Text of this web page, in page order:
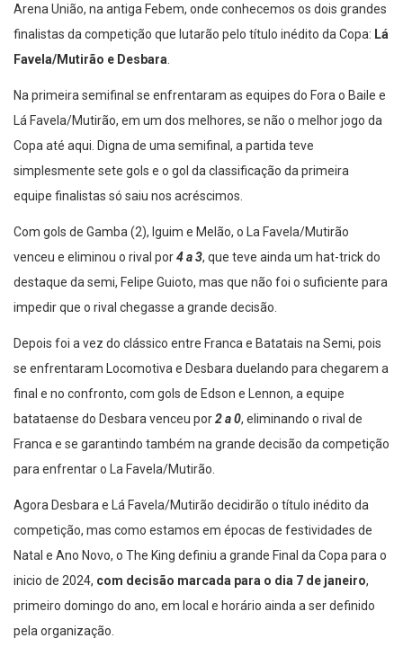
Arena União, na antiga Febem, onde conhecemos os dois grandes
finalistas da competição que lutarão pelo título inédito da Copa: Lá
Favela/Mutirão e Desbara.
Na primeira semifinal se enfrentaram as equipes do Fora o Baile e
Lá Favela/Mutirão, em um dos melhores, se não o melhor jogo da
Copa até aqui. Digna de uma semifinal, a partida teve
simplesmente sete gols e o gol da classificação da primeira
equipe finalistas só saiu nos acréscimos.
Com gols de Gamba (2), Iguim e Melão, o La Favela/Mutirão
venceu e eliminou o rival por 4 a 3, que teve ainda um hat-trick do
destaque da semi, Felipe Guioto, mas que não foi o suficiente para
impedir que o rival chegasse a grande decisão.
Depois foi a vez do clássico entre Franca e Batatais na Semi, pois
se enfrentaram Locomotiva e Desbara duelando para chegarem a
final e no confronto, com gols de Edson e Lennon, a equipe
batataense do Desbara venceu por 2 a 0, eliminando o rival de
Franca e se garantindo também na grande decisão da competição
para enfrentar o La Favela/Mutirão.
Agora Desbara e Lá Favela/Mutirão decidirão o título inédito da
competição, mas como estamos em épocas de festividades de
Natal e Ano Novo, o The King definiu a grande Final da Copa para o
inicio de 2024, com decisão marcada para o dia 7 de janeiro,
primeiro domingo do ano, em local e horário ainda a ser definido
pela organização.